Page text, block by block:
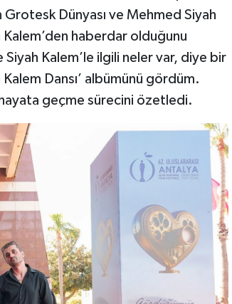
Grotesk Dünyası ve Mehmed Siyah
Kalem’den haberdar olduğunu
Kalem’le ilgili neler var, diye bir
Dansı’ albümünü gördüm.
geçme sürecini özetledi.